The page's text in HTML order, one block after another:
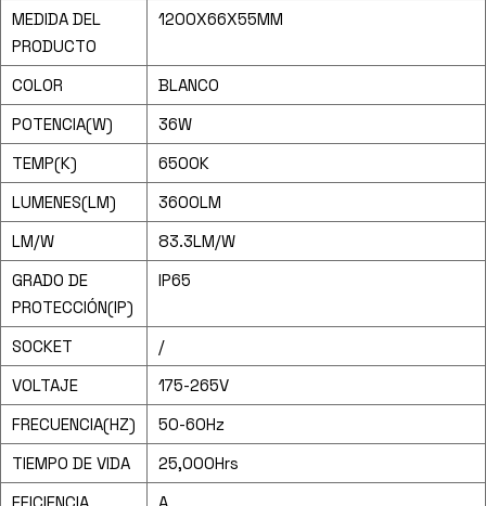
MEDIDA DEL
PRODUCTO
1200X66X55MM
COLOR
BLANCO
POTENCIA(W)
36W
TEMP(K)
6500K
LUMENES(LM)
3600LM
LM/W
83.3LM/W
GRADO DE
PROTECCIÓN(IP)
IP65
SOCKET
/
VOLTAJE
175-265V
FRECUENCIA(HZ)
50-60Hz
TIEMPO DE VIDA
25,000Hrs
EFICIENCIA
A